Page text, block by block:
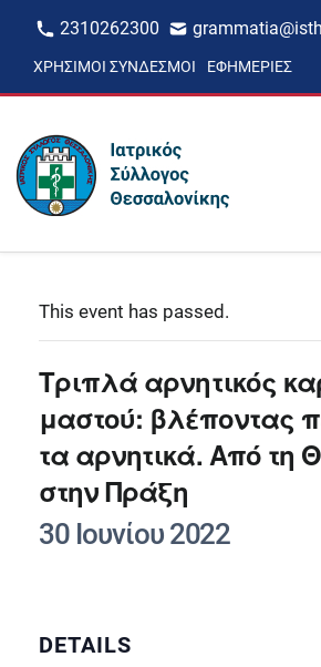
2310262300
ΧΡΉΣΙΜΟΙ ΣΎΝΔΕΣΜΟΙ ΕΦΗΜΕΡΊΕΣ
This event has passed.
Τριπλά αρνητικός
μαστού: βλέποντας
τα αρνητικά. Από τη
στην Πράξη
30 Ιουνίου 2022
DETAILS